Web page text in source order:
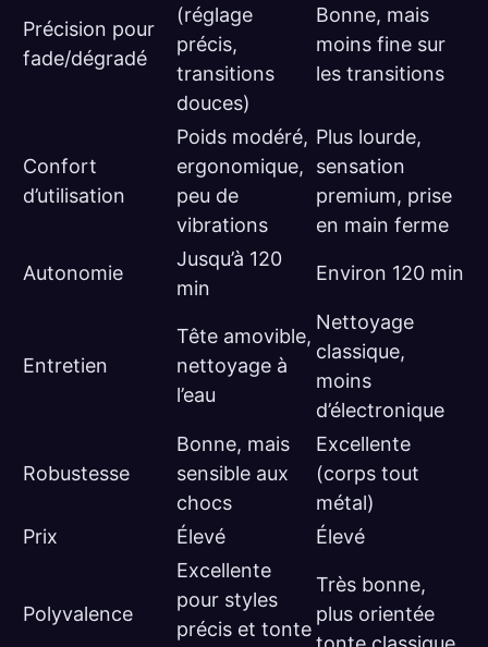
Précision pour
fade/dégradé
(réglage
précis,
transitions
douces)
Bonne, mais
moins fine sur
les transitions
Confort
d’utilisation
Poids modéré,
ergonomique,
peu de
vibrations
Plus lourde,
sensation
premium, prise
en main ferme
Autonomie
Jusqu’à 120
min
Environ 120 min
Entretien
Tête amovible,
nettoyage à
l’eau
Nettoyage
classique,
moins
d’électronique
Robustesse
Bonne, mais
sensible aux
chocs
Excellente
(corps tout
métal)
Prix
Élevé Élevé
Polyvalence
Excellente
pour styles
précis et tonte
Très bonne,
plus orientée